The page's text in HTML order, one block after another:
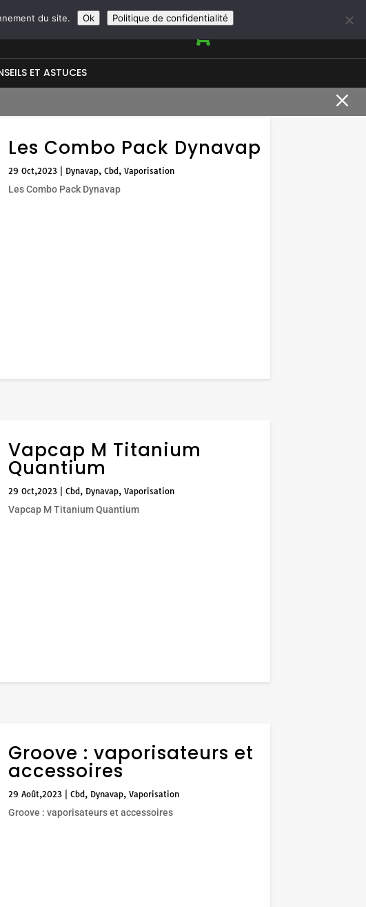
+33966950844

ET ASTUCES
M
Les Combo Pack Dynavap
29 Oct,2023| Dynavap, Cbd , Vaporisation
Les Combo Pack Dynavap
Vapcap M Titanium
Quantium
29 Oct,2023| Cbd, Dynavap, Vaporisation
Vapcap M Titanium Quantium
Groove : vaporisateurs et
accessoires
29 Août,2023| Cbd, Dynavap, Vaporisation
Groove : vaporisateurs et accessoires
du site. Ok Politique de confidentialité